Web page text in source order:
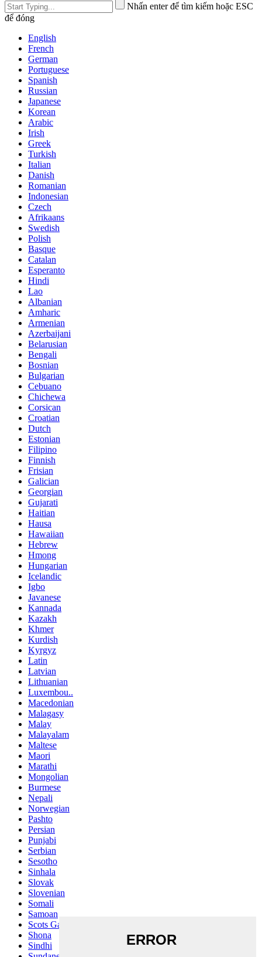
Nhấn enter để tìm kiếm hoặc ESC
để đóng
English
French
German
Portuguese
Spanish
Russian
Japanese
Korean
Arabic
Irish
Greek
Turkish
Italian
Danish
Romanian
Indonesian
Czech
Afrikaans
Swedish
Polish
Basque
Catalan
Esperanto
Hindi
Lao
Albanian
Amharic
Armenian
Azerbaijani
Belarusian
Bengali
Bosnian
Bulgarian
Cebuano
Chichewa
Corsican
Croatian
Dutch
Estonian
Filipino
Finnish
Frisian
Galician
Georgian
Gujarati
Haitian
Hausa
Hawaiian
Hebrew
Hmong
Hungarian
Icelandic
Igbo
Javanese
Kannada
Kazakh
Khmer
Kurdish
Kyrgyz
Latin
Latvian
Lithuanian
Luxembou..
Macedonian
Malagasy
Malay
Malayalam
Maltese
Maori
Marathi
Mongolian
Burmese
Nepali
Norwegian
Pashto
Persian
Punjabi
Serbian
Sesotho
Sinhala
Slovak
Slovenian
Somali
Samoan
Scots Gaelic
Shona
Sindhi